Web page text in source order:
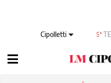
Cipolletti 5°